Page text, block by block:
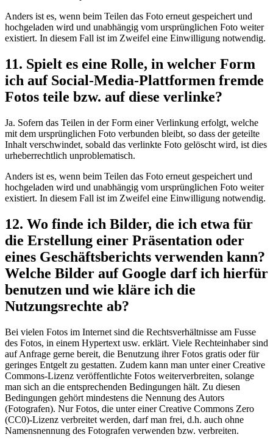
Anders ist es, wenn beim Teilen das Foto erneut gespeichert und
hochgeladen wird und unabhängig vom ursprünglichen Foto weiter
existiert. In diesem Fall ist im Zweifel eine Einwilligung notwendig.
11. Spielt es eine Rolle, in welcher Form
ich auf Social-Media-Plattformen fremde
Fotos teile bzw. auf diese verlinke?
Ja. Sofern das Teilen in der Form einer Verlinkung erfolgt, welche
mit dem ursprünglichen Foto verbunden bleibt, so dass der geteilte
Inhalt verschwindet, sobald das verlinkte Foto gelöscht wird, ist dies
urheberrechtlich unproblematisch.
Anders ist es, wenn beim Teilen das Foto erneut gespeichert und
hochgeladen wird und unabhängig vom ursprünglichen Foto weiter
existiert. In diesem Fall ist im Zweifel eine Einwilligung notwendig.
12. Wo finde ich Bilder, die ich etwa für
die Erstellung einer Präsentation oder
eines Geschäftsberichts verwenden kann?
Welche Bilder auf Google darf ich hierfür
benutzen und wie kläre ich die
Nutzungsrechte ab?
Bei vielen Fotos im Internet sind die Rechtsverhältnisse am Fusse
des Fotos, in einem Hypertext usw. erklärt. Viele Rechteinhaber sind
auf Anfrage gerne bereit, die Benutzung ihrer Fotos gratis oder für
geringes Entgelt zu gestatten. Zudem kann man unter einer Creative
Commons-Lizenz veröffentlichte Fotos weiterverbreiten, solange
man sich an die entsprechenden Bedingungen hält. Zu diesen
Bedingungen gehört mindestens die Nennung des Autors
(Fotografen). Nur Fotos, die unter einer Creative Commons Zero
(CC0)-Lizenz verbreitet werden, darf man frei, d.h. auch ohne
Namensnennung des Fotografen verwenden bzw. verbreiten.